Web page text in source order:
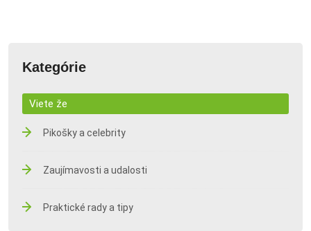
Kategórie
Viete že
Pikošky a celebrity
Zaujímavosti a udalosti
Praktické rady a tipy